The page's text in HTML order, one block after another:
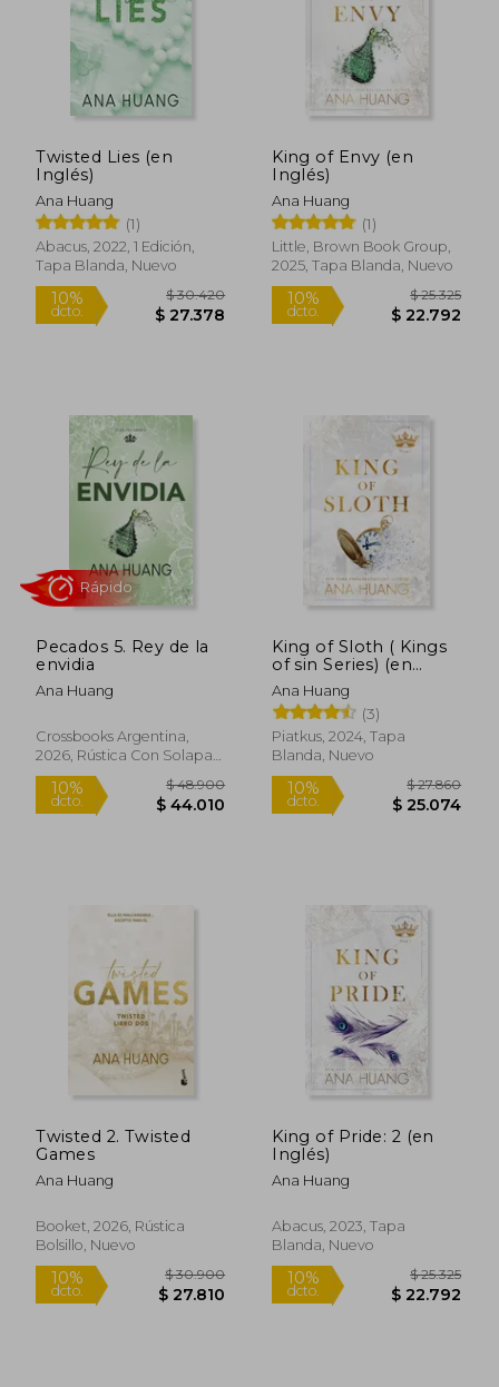
10%
dcto. $ 25.074
10%
dcto. $
Twisted Lies (en
Inglés)
Ana Huang
(1)
Abacus, 2022, 1 Edición,
Tapa Blanda, Nuevo
10%
dcto.
$ 30.420
$ 27.378
King of Envy (en
Inglés)
Ana Huang
(1)
Little, Brown Book Group,
2025, Tapa Blanda, Nuevo
10%
dcto. $
Pecados 5. Rey de la
envidia
Ana Huang
Crossbooks Argentina,
2026, Rústica Con Solapas,
Nuevo
King of Sloth ( Kings
of sin Series) (en
Inglés)
Ana Huang
(3)
Piatkus, 2024, Tapa
Blanda, Nuevo
Twisted 2. Twisted
Games
Ana Huang
Booket, 2026, Rústica
Bolsillo, Nuevo
King of Pride: 2 (en
Inglés)
Ana Huang
Abacus, 2023, Tapa
Blanda, Nuevo